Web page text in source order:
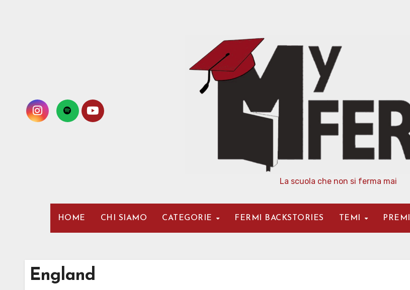
La scuola che non si ferma mai
HOME CHI SIAMO CATEGORIE FERMI BACKSTORIES TEMI PREMI
England